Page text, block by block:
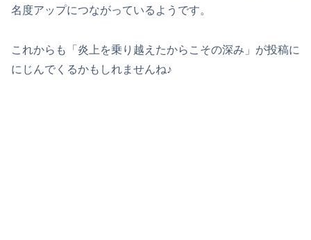
名度アップにつながっているようです。
これからも「炎上を乗り越えたからこその深み」が投稿に
にじんでくるかもしれませんね♪